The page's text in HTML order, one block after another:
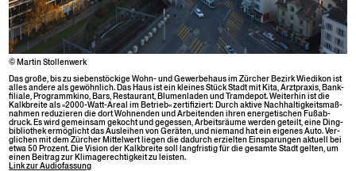
© Mar­tin Stollenwerk
Das große, bis zu sieben­stöck­ige Wohn- und Gewer­be­haus im Zürcher Bezirk Wiedikon ist
alles andere als gewöhn­lich. Das Haus ist ein kleines Stück Stadt mit Kita, Arzt­prax­is, Bank­
fil­iale, Pro­grammki­no, Bars, Restau­rant, Blu­men­laden und Tramde­pot. Weit­er­hin ist die
Kalk­bre­ite als »2000-Watt-Are­al im Betrieb« zer­ti­fiziert: Durch aktive Nach­haltigkeits­maß­
nah­men reduzieren die dort Wohnen­den und Arbei­t­en­den ihren ener­getis­chen Fußab­
druck. Es wird gemein­sam gekocht und gegessen, Arbeit­sräume wer­den geteilt, eine Ding­
bib­lio­thek ermöglicht das Auslei­hen von Geräten, und nie­mand hat ein eigenes Auto. Ver­
glichen mit dem Zürcher Mit­tel­w­ert liegen die dadurch erziel­ten Einsparun­gen aktuell bei
etwa 50 Prozent. Die Vision der Kalk­bre­ite soll langfristig für die gesamte Stadt gel­ten, um
einen Beitrag zur Klim­agerechtigkeit zu leisten.
Link zurAudio­fas­sung